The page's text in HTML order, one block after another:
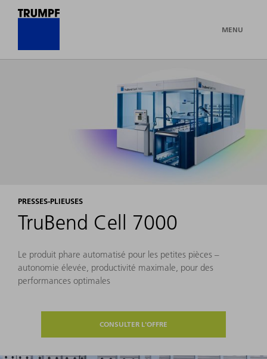
MENU
PRESSES-PLIEUSES
TruBend Cell 7000
Le produit phare automatisé pour les petites pièces –
autonomie élevée, productivité maximale, pour des
performances optimales
CONSULTER L'OFFRE